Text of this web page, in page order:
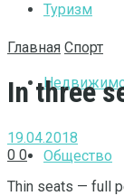
Туризм
Общество
Главная Спорт
In three
19.04.2018
0 0
Thin seats — full